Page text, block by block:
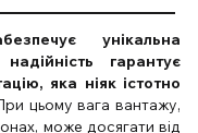
унікальна
гарантує
яка ніяк істотно
цьому вага вантажу,
може досягати від